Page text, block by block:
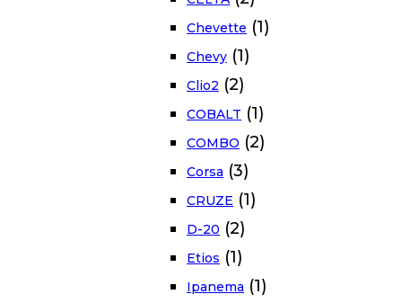
Chevette (1)
Chevy (1)
Clio2 (2)
COBALT (1)
COMBO (2)
Corsa (3)
CRUZE (1)
D-20 (2)
Etios (1)
Ipanema (1)